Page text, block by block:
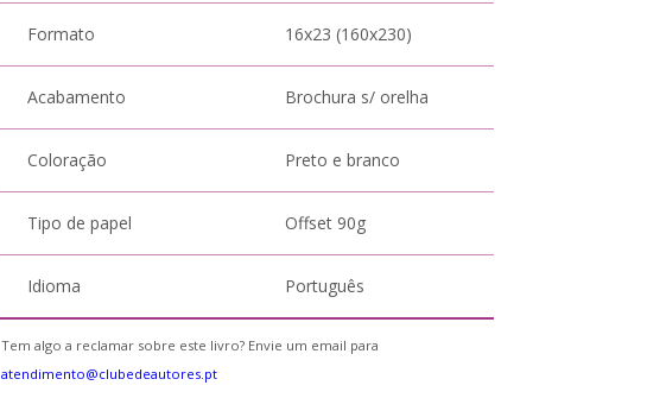
Formato 16x23 (160x230)
Acabamento Brochura s/ orelha
Coloração Preto e branco
Tipo de papel Offset 90g
Idioma Português
Tem algo a reclamar sobre este livro? Envie um email para
atendimento@clubedeautores.pt